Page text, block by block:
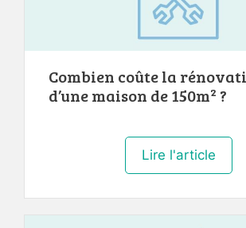
Combien coûte la
d’une maison de 150m² ?
Lire l'article